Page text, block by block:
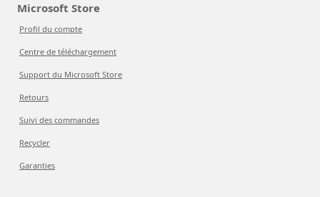
Microsoft Store
Profil du compte
Centre de téléchargement
Support du Microsoft Store
Retours
Suivi des commandes
Recycler
Garanties